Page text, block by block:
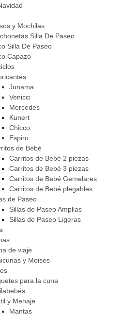
y Mochilas
Silla De Paseo
Silla De Paseo
Capazo
Junama
Venicci
Mercedes
Kunert
Chicco
Espiro
de Bebé
Carritos de Bebé 2 piezas
Carritos de Bebé 3 piezas
Carritos de Bebé Gemelares
Carritos de Bebé plegables
de Paseo
Sillas de Paseo Amplias
Sillas de Paseo Ligeras
de viaje
y Moises
para la cuna
y Menaje
Mantas